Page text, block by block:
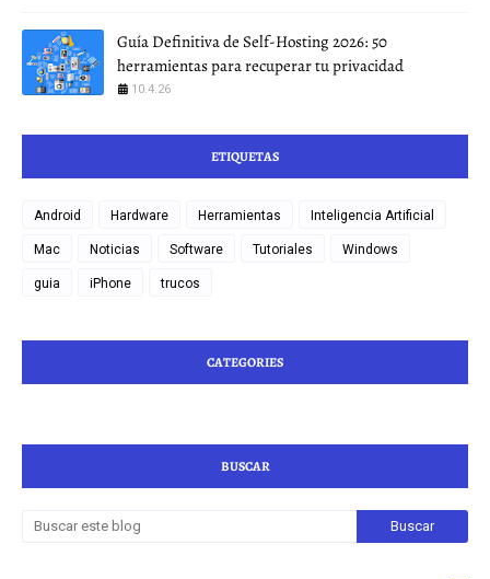
Guía Definitiva de Self-Hosting 2026: 50
herramientas para recuperar tu privacidad
10.4.26
ETIQUETAS
Android Hardware Herramientas Inteligencia Artificial
Mac Noticias Software Tutoriales Windows
guia iPhone trucos
CATEGORIES
BUSCAR